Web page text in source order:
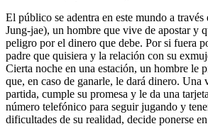
El público se adentra en este mundo a
Jung-jae), un hombre que vive de apostar y
peligro por el dinero que debe. Por si fuera
padre que quisiera y la relación con su
Cierta noche en una estación, un hombre le
que, en caso de ganarle, le dará dinero. Una
partida, cumple su promesa y le da una
número telefónico para seguir jugando y
dificultades de su realidad, decide ponerse